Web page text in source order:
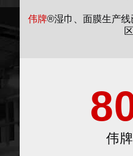
伟牌®湿巾、面膜生产线
伟